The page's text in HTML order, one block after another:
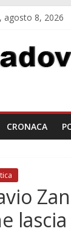
agosto 8, 2026
CRONACA